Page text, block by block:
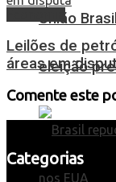
União
eleição
Leilões de
áreas em
Comente este
Categorias